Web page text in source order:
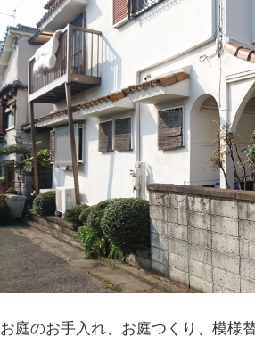
お庭のお手入れ、お庭つくり、模様